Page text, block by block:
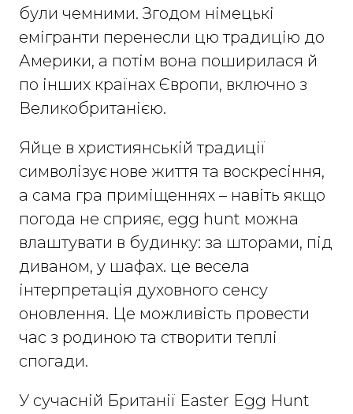
були чемними. Згодом німецькі
емігранти перенесли цю традицію до
Америки, а потім вона поширилася й
по інших країнах Європи, включно з
Великобританією.
Яйце в християнській традиції
символізує нове життя та воскресіння,
а сама гра приміщеннях – навіть якщо
погода не сприяє, egg hunt можна
влаштувати в будинку: за шторами, під
диваном, у шафах. це весела
інтерпретація духовного сенсу
оновлення. Це можливість провести
час з родиною та створити теплі
спогади.
У сучасній Британії Easter Egg Hunt